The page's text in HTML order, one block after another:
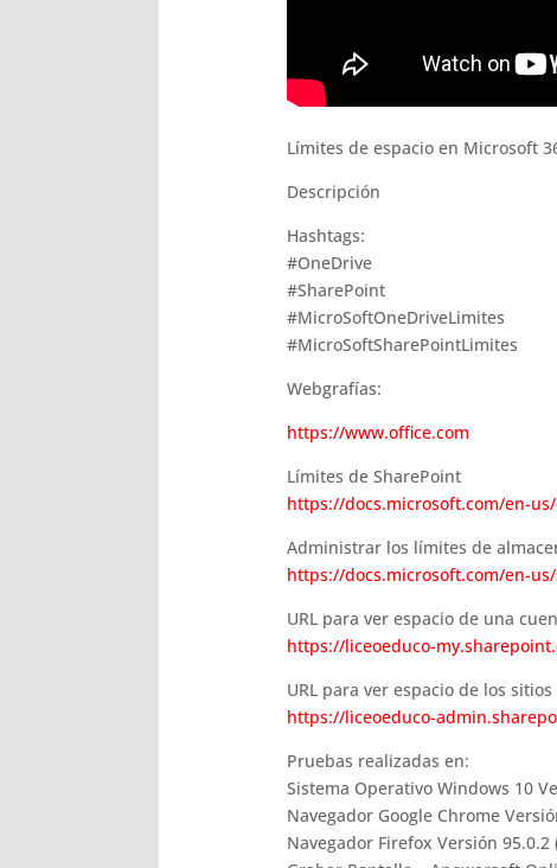
Límites de espacio en Microsoft
Descripción
Hashtags:
#OneDrive
#SharePoint
#MicroSoftOneDriveLimites
#MicroSoftSharePointLimites
Webgrafías:
https://www.office.com
Límites de SharePoint
https://docs.microsoft.com/en-
Administrar los límites de
https://docs.microsoft.com/en-
URL para ver espacio de una
https://liceoeduco-
URL para ver espacio de los sitios
https://liceoeduco-
Pruebas realizadas en:
Sistema Operativo Windows 10
Navegador Google Chrome
Navegador Firefox Versión 95.0.2